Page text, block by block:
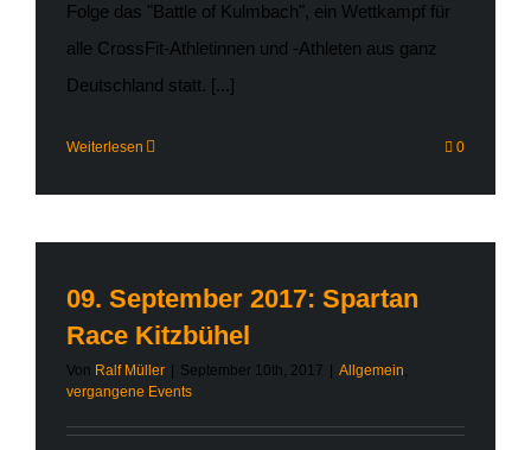
Folge das "Battle of Kulmbach", ein Wettkampf für
alle CrossFit-Athletinnen und -Athleten aus ganz
Deutschland statt. [...]
Weiterlesen 0
09. September 2017: Spartan
Race Kitzbühel
Von Ralf Müller September 10th, 2017 Allgemein,
vergangene Events